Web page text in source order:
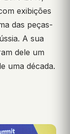
exibições
das peças-
A sua
dele um
uma década.